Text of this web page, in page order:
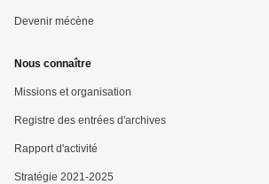
Devenir mécène
Nous connaître
Missions et organisation
Registre des entrées d'archives
Rapport d'activité
Stratégie 2021-2025